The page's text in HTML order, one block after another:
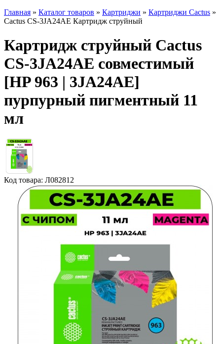
Главная » Каталог товаров » Картриджи » Картриджи Cactus »
Cactus CS-3JA24AE Картридж струйный
Картридж струйный Cactus
CS-3JA24AE совместимый
[HP 963 | 3JA24AE]
пурпурный пигментный 11
мл
Код товара: Л082812